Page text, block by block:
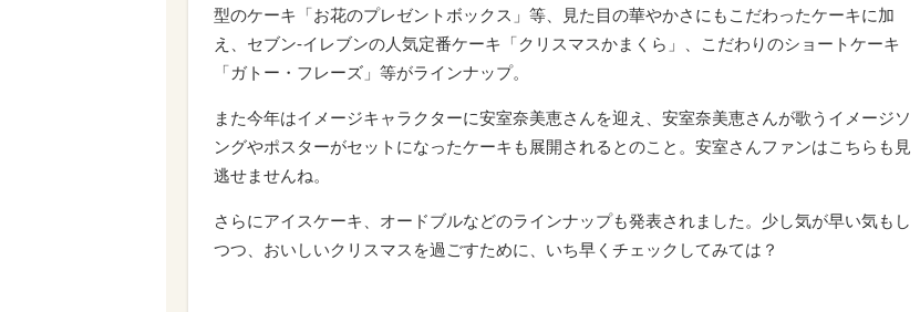
型のケーキ「お花のプレゼントボックス」等、見た目の華やかさにもこだわったケーキに加
え、セブン‐イレブンの人気定番ケーキ「クリスマスかまくら」、こだわりのショートケーキ
「ガトー・フレーズ」等がラインナップ。
また今年はイメージキャラクターに安室奈美恵さんを迎え、安室奈美恵さんが歌うイメージソ
ングやポスターがセットになったケーキも展開されるとのこと。安室さんファンはこちらも見
逃せませんね。
さらにアイスケーキ、オードブルなどのラインナップも発表されました。少し気が早い気もし
つつ、おいしいクリスマスを過ごすために、いち早くチェックしてみては？